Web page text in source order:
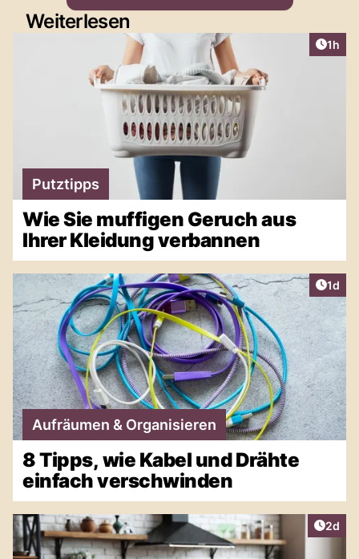
Weiterlesen
1h
Putztipps
Wie Sie muffigen Geruch aus
Ihrer Kleidung verbannen
1d
Aufräumen & Organisieren
8 Tipps, wie Kabel und Drähte
einfach verschwinden
2d